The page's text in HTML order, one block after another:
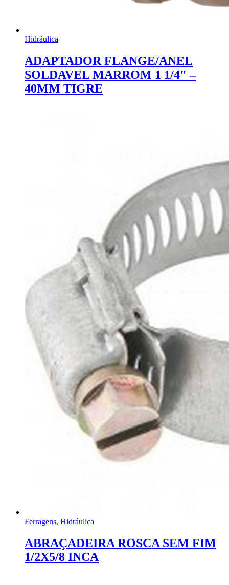
Hidráulica
ADAPTADOR FLANGE/ANEL
SOLDAVEL MARROM 1 1/4″ –
40MM TIGRE
Ferragens, Hidráulica
ABRAÇADEIRA ROSCA SEM FIM
1/2X5/8 INCA